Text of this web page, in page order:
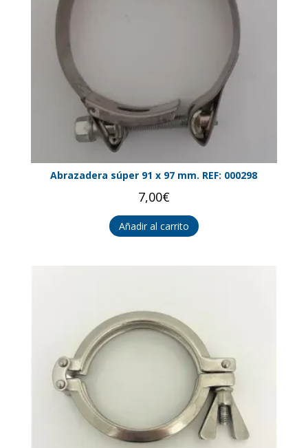
Abrazadera súper 91 x 97 mm. REF: 000298
7,00€
Añadir al carrito